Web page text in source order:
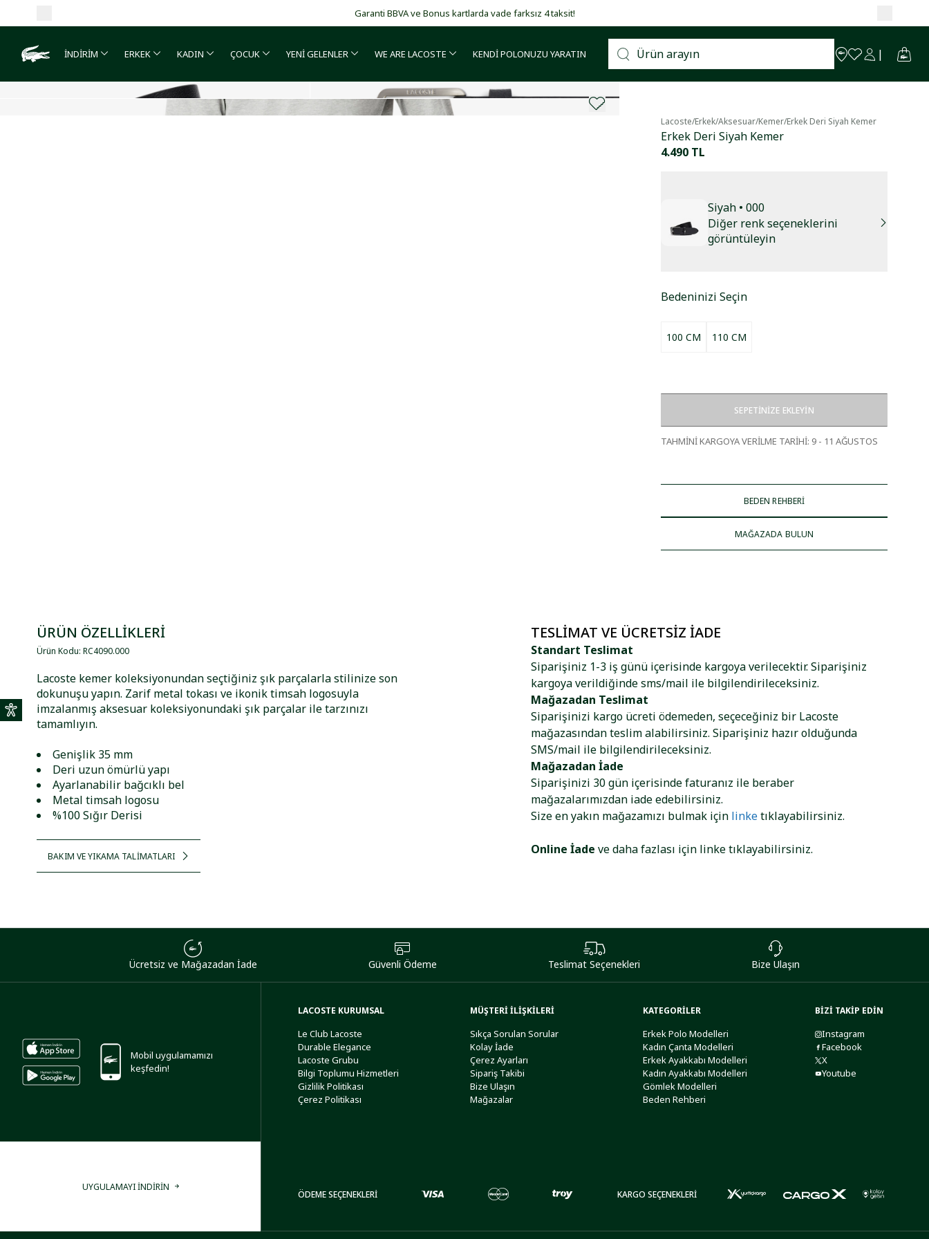
Garanti BBVA ve Bonus kartlarda vade farksız 4 taksit!
İNDİRİM ERKEK KADIN ÇOCUK YENİ GELENLER WE ARE LACOSTE KENDİ POLONUZU YARATIN
Lacoste/Erkek/Aksesuar/Kemer/Erkek Deri Siyah Kemer
Erkek Deri Siyah Kemer
4.490 TL
Siyah • 000
Diğer renk seçeneklerini
görüntüleyin
Bedeninizi Seçin
100 CM 110 CM
SEPETİNİZE EKLEYİN
TAHMİNİ KARGOYA VERİLME TARİHİ: 9 - 11 AĞUSTOS
BEDEN REHBERİ
MAĞAZADA BULUN
ÜRÜN ÖZELLİKLERİ
Ürün Kodu:RC4090.000
Lacoste kemer koleksiyonundan seçtiğiniz şık parçalarla stilinize son
dokunuşu yapın. Zarif metal tokası ve ikonik timsah logosuyla
imzalanmış aksesuar koleksiyonundaki şık parçalar ile tarzınızı
tamamlıyın.
Genişlik 35 mm
Deri uzun ömürlü yapı
Ayarlanabilir bağcıklı bel
Metal timsah logosu
%100 Sığır Derisi
BAKIM VE YIKAMA TALİMATLARI
TESLIMAT VE ÜCRETSIZ İADE
Standart Teslimat
Siparişiniz 1-3 iş günü içerisinde kargoya verilecektir. Siparişiniz
kargoya verildiğinde sms/mail ile bilgilendirileceksiniz.
Mağazadan Teslimat
Siparişinizi kargo ücreti ödemeden, seçeceğiniz bir Lacoste
mağazasından teslim alabilirsiniz. Siparişiniz hazır olduğunda
SMS/mail ile bilgilendirileceksiniz.
Mağazadan İade
Siparişinizi 30 gün içerisinde faturanız ile beraber
mağazalarımızdan iade edebilirsiniz.
Size en yakın mağazamızı bulmak için linketıklayabilirsiniz.
Online İade ve daha fazlası için linketıklayabilirsiniz.
Ücretsiz ve Mağazadan İade Güvenli Ödeme Teslimat Seçenekleri Bize Ulaşın
Mobil uygulamamızı
keşfedin!
UYGULAMAYI İNDİRİN
LACOSTE KURUMSAL
Le Club Lacoste
Durable Elegance
Lacoste Grubu
Bilgi Toplumu Hizmetleri
Gizlilik Politikası
Çerez Politikası
MÜŞTERİ İLİŞKİLERİ
Sıkça Sorulan Sorular
Kolay İade
Çerez Ayarları
Sipariş Takibi
Bize Ulaşın
Mağazalar
KATEGORİLER
Erkek Polo Modelleri
Kadın Çanta Modelleri
Erkek Ayakkabı Modelleri
Kadın Ayakkabı Modelleri
Gömlek Modelleri
Beden Rehberi
BİZİ TAKİP EDİN
Instagram
Facebook
X
Youtube
ÖDEME SEÇENEKLERİ KARGO SEÇENEKLERİ